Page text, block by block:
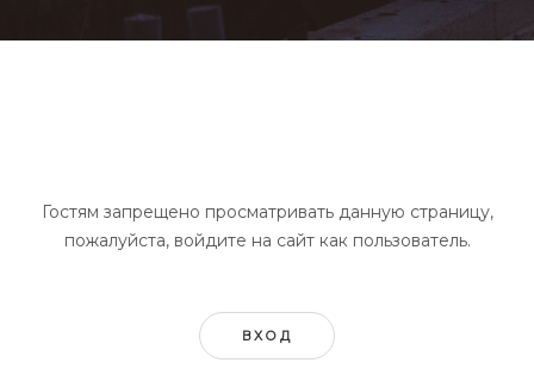
Гостям запрещено просматривать данную страницу,
пожалуйста, войдите на сайт как пользователь.
ВХОД